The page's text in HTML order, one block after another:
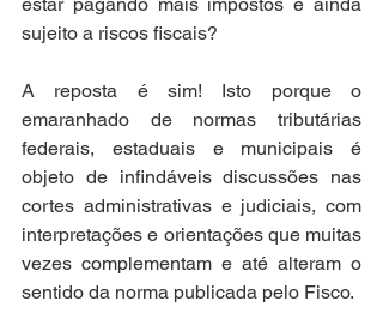
sujeito a riscos fiscais?
A reposta é sim! Isto porque o
emaranhado de normas tributárias
federais, estaduais e municipais é
objeto de infindáveis discussões nas
cortes administrativas e judiciais, com
interpretações e orientações que muitas
vezes complementam e até alteram o
sentido da norma publicada pelo Fisco.